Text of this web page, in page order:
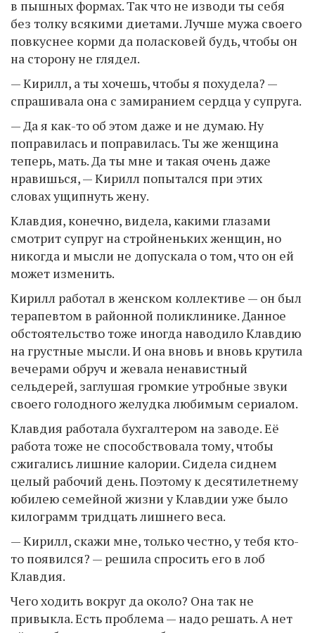
в пышных формах. Так что не изводи ты себя
без толку всякими диетами. Лучше мужа своего
повкуснее корми да поласковей будь, чтобы он
на сторону не глядел.
— Кирилл, а ты хочешь, чтобы я похудела? —
спрашивала она с замиранием сердца у супруга.
— Да я как-то об этом даже и не думаю. Ну
поправилась и поправилась. Ты же женщина
теперь, мать. Да ты мне и такая очень даже
нравишься, — Кирилл попытался при этих
словах ущипнуть жену.
Клавдия, конечно, видела, какими глазами
смотрит супруг на стройненьких женщин, но
никогда и мысли не допускала о том, что он ей
может изменить.
Кирилл работал в женском коллективе — он был
терапевтом в районной поликлинике. Данное
обстоятельство тоже иногда наводило Клавдию
на грустные мысли. И она вновь и вновь крутила
вечерами обруч и жевала ненавистный
сельдерей, заглушая громкие утробные звуки
своего голодного желудка любимым сериалом.
Клавдия работала бухгалтером на заводе. Её
работа тоже не способствовала тому, чтобы
сжигались лишние калории. Сидела сиднем
целый рабочий день. Поэтому к десятилетнему
юбилею семейной жизни у Клавдии уже было
килограмм тридцать лишнего веса.
— Кирилл, скажи мне, только честно, у тебя кто-
то появился? — решила спросить его в лоб
Клавдия.
Чего ходить вокруг да около? Она так не
привыкла. Есть проблема — надо решать. А нет